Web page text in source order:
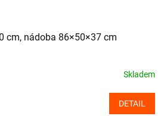
cm, nádoba 86×50×37 cm
Skladem
DETAIL